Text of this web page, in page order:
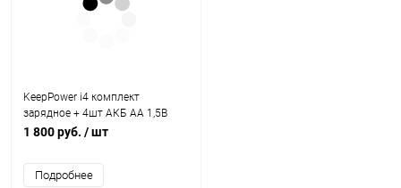
KeepPower i4 комплект
зарядное + 4шт АКБ AA 1,5В
2400мАч
1 800 руб. / шт
Подробнее